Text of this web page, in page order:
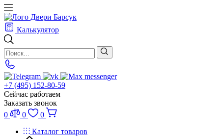
Калькулятор
+7 (495) 152-80-59
Сейчас работаем
Заказать звонок
0
0
0
Каталог товаров